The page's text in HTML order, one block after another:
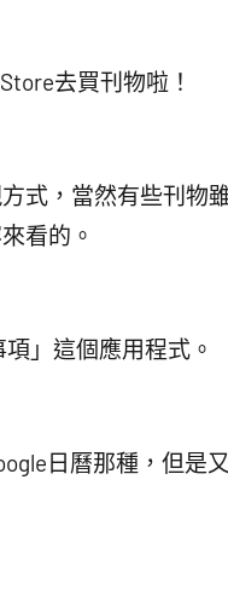
去買刊物啦！
式，當然有些刊物
看的。
」這個應用程式。
日曆那種，但是